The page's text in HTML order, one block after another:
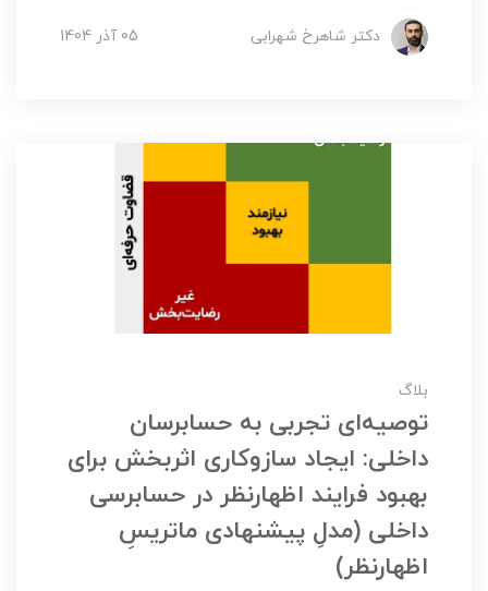
دکتر شاهرخ شهرابی 05 آذر 1404
بلاگ
توصیه‌ای تجربی به حسابرسان
داخلی: ایجاد سازوکاری اثربخش برای
بهبود فرایند اظهارنظر در حسابرسی
داخلی (مدلِ پیشنهادی ماتریسِ
اظهارنظر)